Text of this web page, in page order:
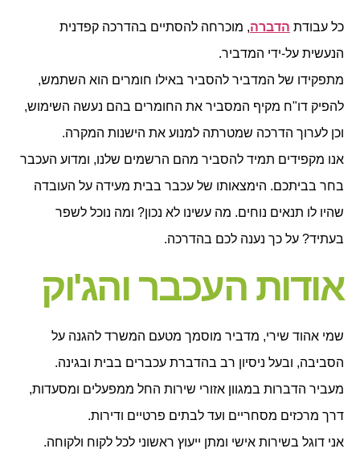
כל עבודת הדברה, מוכרחה להסתיים בהדרכה קפדנית
הנעשית על-ידי המדביר.
מתפקידו של המדביר להסביר באילו חומרים הוא השתמש,
להפיק דו"ח מקיף המסביר את החומרים בהם נעשה השימוש,
וכן לערוך הדרכה שמטרתה למנוע את הישנות המקרה.
אנו מקפידים תמיד להסביר מהם הרשמים שלנו, ומדוע העכבר
בחר בביתכם. הימצאותו של עכבר בבית מעידה על העובדה
שהיו לו תנאים נוחים. מה עשינו לא נכון? ומה נוכל לשפר
בעתיד? על כך נענה לכם בהדרכה.
אודות העכבר והג'וק
שמי אהוד שירי, מדביר מוסמך מטעם המשרד להגנה על
הסביבה, ובעל ניסיון רב בהדברת עכברים בבית ובגינה.
מעביר הדברות במגוון אזורי שירות החל ממפעלים ומסעדות,
דרך מרכזים מסחריים ועד לבתים פרטיים ודירות.
אני דוגל בשירות אישי ומתן ייעוץ ראשוני לכל לקוח ולקוחה.